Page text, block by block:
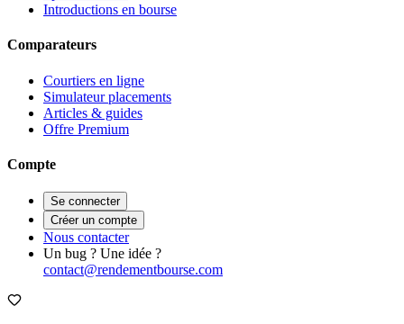
Introductions en bourse
Comparateurs
Courtiers en ligne
Simulateur placements
Articles & guides
Offre Premium
Compte
Se connecter
Créer un compte
Nous contacter
Un bug ? Une idée ?
contact@rendementbourse.com